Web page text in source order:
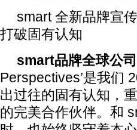
smart 全新品牌宣
打破固有认知
smart品牌全球公司
Perspectives’是我们
出过往的固有认知，
的完美合作伙伴。和